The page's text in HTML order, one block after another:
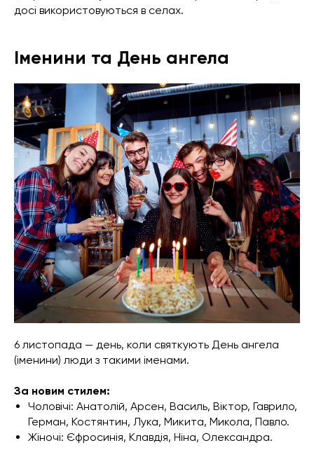
досі використовуються в селах.
Іменини та День ангела
6 листопада — день, коли святкують День ангела
(іменини) люди з такими іменами.
За новим стилем:
Чоловічі: Анатолій, Арсен, Василь, Віктор, Гаврило,
Герман, Костянтин, Лука, Микита, Микола, Павло.
Жіночі: Єфросинія, Клавдія, Ніна, Олександра.